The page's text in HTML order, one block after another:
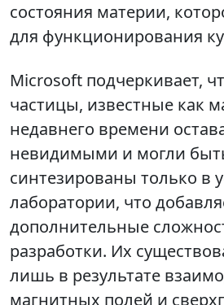
состояния материи,
для функционирования
Microsoft подчеркивает,
частицы, известные как
недавнего времени
невидимыми и могли
синтезированы только в
лаборатории, что
дополнительные
разработки. Их
лишь в результате
магнитных полей и